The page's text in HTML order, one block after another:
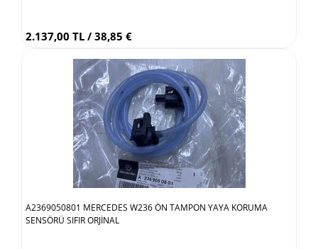
2.137,00 TL / 38,85 €
A2369050801 MERCEDES W236 ÖN TAMPON YAYA KORUMA
SENSÖRÜ SIFIR ORJİNAL